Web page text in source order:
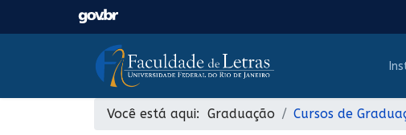
Você está aqui: Graduação Cursos de